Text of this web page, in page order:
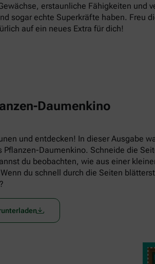
erstaunliche Fähigkeiten und
sogar echte Superkräfte haben. Freu
auf ein neues Extra für dich!
Daumenkino
und entdecken! In dieser Ausgabe
Pflanzen-Daumenkino. Schneide die
du beobachten, wie aus einer
du schnell durch die Seiten